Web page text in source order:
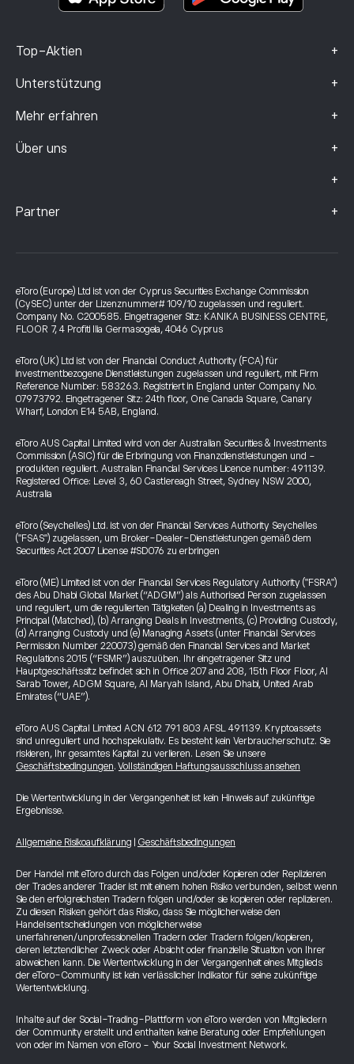
Top-Aktien +
Unterstützung +
Mehr erfahren +
Über uns +
+
Partner +
eToro (Europe) Ltd ist von der Cyprus Securities Exchange Commission
(CySEC) unter der Lizenznummer# 109/10 zugelassen und reguliert.
Company No. C200585. Eingetragener Sitz: KANIKA BUSINESS CENTRE,
FLOOR 7, 4 Profiti Ilia Germasogeia, 4046 Cyprus
eToro (UK) Ltd ist von der Financial Conduct Authority (FCA) für
investmentbezogene Dienstleistungen zugelassen und reguliert, mit Firm
Reference Number: 583263. Registriert in England unter Company No.
07973792. Eingetragener Sitz: 24th floor, One Canada Square, Canary
Wharf, London E14 5AB, England.
eToro AUS Capital Limited wird von der Australian Securities & Investments
Commission (ASIC) für die Erbringung von Finanzdienstleistungen und -
produkten reguliert. Australian Financial Services Licence number: 491139.
Registered Office: Level 3, 60 Castlereagh Street, Sydney NSW 2000,
Australia
eToro (Seychelles) Ltd. ist von der Financial Services Authority Seychelles
("FSAS") zugelassen, um Broker-Dealer-Dienstleistungen gemäß dem
Securities Act 2007 License #SD076 zu erbringen
eToro (ME) Limited ist von der Financial Services Regulatory Authority ("FSRA")
des Abu Dhabi Global Market (“ADGM”) als Authorised Person zugelassen
und reguliert, um die regulierten Tätigkeiten (a) Dealing in Investments as
Principal (Matched), (b) Arranging Deals in Investments, (c) Providing Custody,
(d) Arranging Custody und (e) Managing Assets (unter Financial Services
Permission Number 220073) gemäß den Financial Services and Market
Regulations 2015 (“FSMR”) auszuüben. Ihr eingetragener Sitz und
Hauptgeschäftssitz befindet sich in Office 207 and 208, 15th Floor Floor, Al
Sarab Tower, ADGM Square, Al Maryah Island, Abu Dhabi, United Arab
Emirates (“UAE”).
eToro AUS Capital Limited ACN 612 791 803 AFSL 491139. Kryptoassets
sind unreguliert und hochspekulativ. Es besteht kein Verbraucherschutz. Sie
riskieren, Ihr gesamtes Kapital zu verlieren. Lesen Sie unsere
Geschäftsbedingungen.Vollständigen Haftungsausschluss ansehen
Die Wertentwicklung in der Vergangenheit ist kein Hinweis auf zukünftige
Ergebnisse.
Allgemeine Risikoaufklärung Geschäftsbedingungen
Der Handel mit eToro durch das Folgen und/oder Kopieren oder Replizieren
der Trades anderer Trader ist mit einem hohen Risiko verbunden, selbst wenn
Sie den erfolgreichsten Tradern folgen und/oder sie kopieren oder replizieren.
Zu diesen Risiken gehört das Risiko, dass Sie möglicherweise den
Handelsentscheidungen von möglicherweise
unerfahrenen/unprofessionellen Tradern oder Tradern folgen/kopieren,
deren letztendlicher Zweck oder Absicht oder finanzielle Situation von Ihrer
abweichen kann. Die Wertentwicklung in der Vergangenheit eines Mitglieds
der eToro-Community ist kein verlässlicher Indikator für seine zukünftige
Wertentwicklung.
Inhalte auf der Social-Trading-Plattform von eToro werden von Mitgliedern
der Community erstellt und enthalten keine Beratung oder Empfehlungen
von oder im Namen von eToro - Your Social Investment Network.